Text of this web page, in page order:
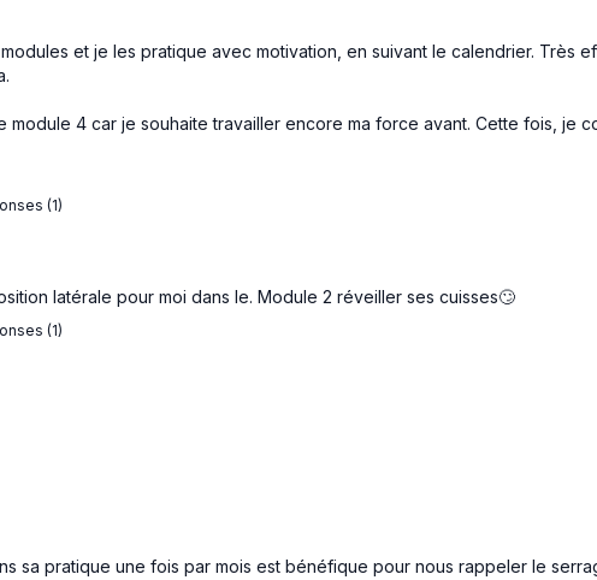
et je les pratique avec motivation, en suivant le calendrier.
4 car je souhaite travailler encore ma force avant. Cette fois, je
(1)
latérale pour moi dans le. Module 2 réveiller ses cuisses🙄
(1)
sa pratique une fois par mois est bénéfique pour nous rappeler le